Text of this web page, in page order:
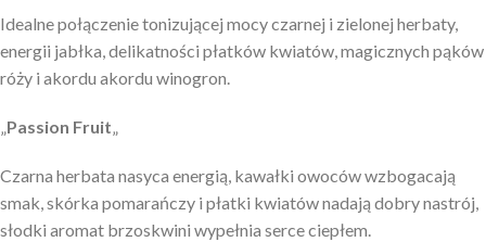
Idealne połączenie tonizującej mocy czarnej i zielonej herbaty,
energii jabłka, delikatności płatków kwiatów, magicznych pąków
róży i akordu akordu winogron.
„Passion Fruit„
Czarna herbata nasyca energią, kawałki owoców wzbogacają
smak, skórka pomarańczy i płatki kwiatów nadają dobry nastrój,
słodki aromat brzoskwini wypełnia serce ciepłem.